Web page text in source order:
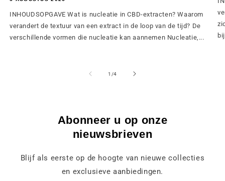
INHOUDSOPGAVE Wat is nucleatie in CBD-extracten? Waarom
verandert de textuur van een extract in de loop van de tijd? De
verschillende vormen die nucleatie kan aannemen Nucleatie,...
1 /van
4
Abonneer u op onze
nieuwsbrieven
Blijf als eerste op de hoogte van nieuwe collecties
en exclusieve aanbiedingen.